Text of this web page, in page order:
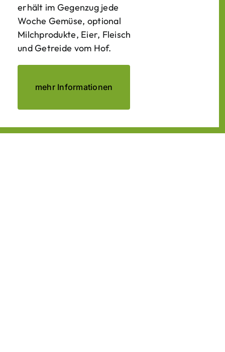
erhält im Gegenzug jede
Woche Gemüse, optional
Milchprodukte, Eier, Fleisch
und Getreide vom Hof.
mehr Informationen